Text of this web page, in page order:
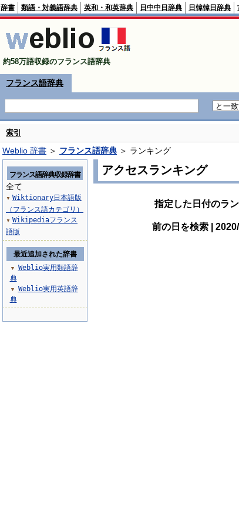
辞書 類語・対義語辞典 英和・和英辞典 日中中日辞典 日韓韓日辞典
約58万語収録のフランス語辞典
フランス語辞典
索引
Weblio 辞書 ＞ フランス語辞典 ＞ ランキング
アクセスランキング
指定した日付のラ
前の日を検索 |
フランス語辞典収録辞書
全て
▼ Wiktionary日本語版
（フランス語カテゴリ）
▼ Wikipediaフランス
語版
最近追加された辞書
▼
Weblio実用類語辞
典
▼
Weblio実用英語辞
典